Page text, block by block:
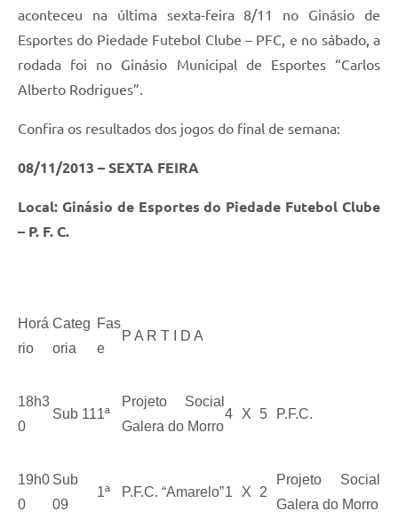
aconteceu na última sexta-feira 8/11 no Ginásio de
Esportes do Piedade Futebol Clube – PFC, e no sábado, a
rodada foi no Ginásio Municipal de Esportes “Carlos
Alberto Rodrigues”.
Confira os resultados dos jogos do final de semana:
08/11/2013 – SEXTA FEIRA
Local: Ginásio de Esportes do Piedade Futebol Clube
– P. F. C.
Horá
rio
Categ
oria
Fas
e
P A R T I D A
18h3
0
Sub 111ª
Projeto Social
Galera do Morro
4 X 5 P.F.C.
19h0
0
Sub
09
1ª P.F.C. “Amarelo”1 X 2
Projeto Social
Galera do Morro